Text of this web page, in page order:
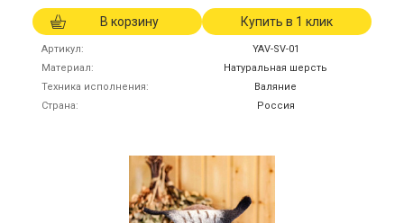
В корзину Купить в 1 клик
Артикул
YAV-SV-01
Материал
Натуральная шерсть
Техника исполнения
Валяние
Страна
Россия